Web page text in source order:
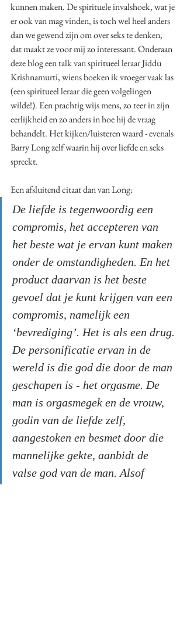
kunnen maken. De spirituele invalshoek, wat je
er ook van mag vinden, is toch wel heel anders
dan we gewend zijn om over seks te denken,
dat maakt ze voor mij zo interessant. Onderaan
deze blog een talk van spiritueel leraar Jiddu
Krishnamurti, wiens boeken ik vroeger vaak las
(een spiritueel leraar die geen volgelingen
wilde!). Een prachtig wijs mens, zo teer in zijn
eerlijkheid en zo anders in hoe hij de vraag
behandelt. Het kijken/luisteren waard - evenals
Barry Long zelf waarin hij over liefde en seks
spreekt.
Een afsluitend citaat dan van Long:
De liefde is tegenwoordig een
compromis, het accepteren van
het beste wat je ervan kunt maken
onder de omstandigheden. En het
product daarvan is het beste
gevoel dat je kunt krijgen van een
compromis, namelijk een
‘bevrediging’. Het is als een drug.
De personificatie ervan in de
wereld is die god die door de man
geschapen is - het orgasme. De
man is orgasmegek en de vrouw,
godin van de liefde zelf,
aangestoken en besmet door die
mannelijke gekte, aanbidt de
valse god van de man. Alsof